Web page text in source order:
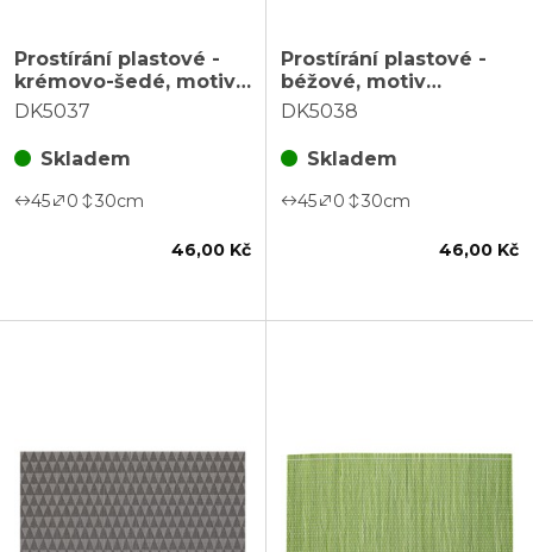
Prostírání plastové -
krémovo-šedé, motiv
kostek, 45 x 30 cm
DK5037
Skladem
45 0 30cm
46,00 Kč
Prostírání plastové -
béžové, motiv
trojúhelníků, 45 x 30
DK5038
Skladem
45 0 30cm
46,00 Kč